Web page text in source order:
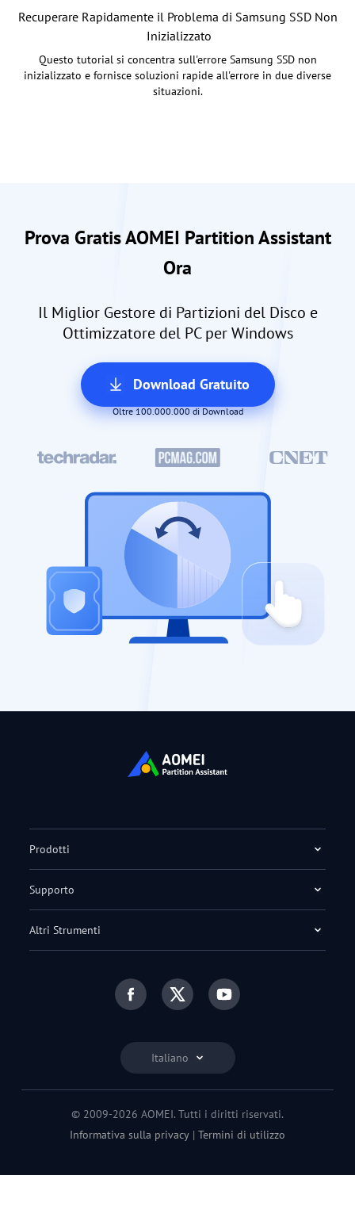
Recuperare Rapidamente il Problema di Samsung SSD Non
Inizializzato
Questo tutorial si concentra sull'errore Samsung SSD non
inizializzato e fornisce soluzioni rapide all'errore in due diverse
situazioni.
Prova Gratis AOMEI Partition Assistant
Ora
Il Miglior Gestore di Partizioni del Disco e
Ottimizzatore del PC per Windows
Download Gratuito
Oltre 100.000.000 di Download
Italiano
Prodotti
Supporto
Altri Strumenti
© 2009-2026 AOMEI. Tutti i diritti riservati.
Informativa sulla privacy | Termini di utilizzo